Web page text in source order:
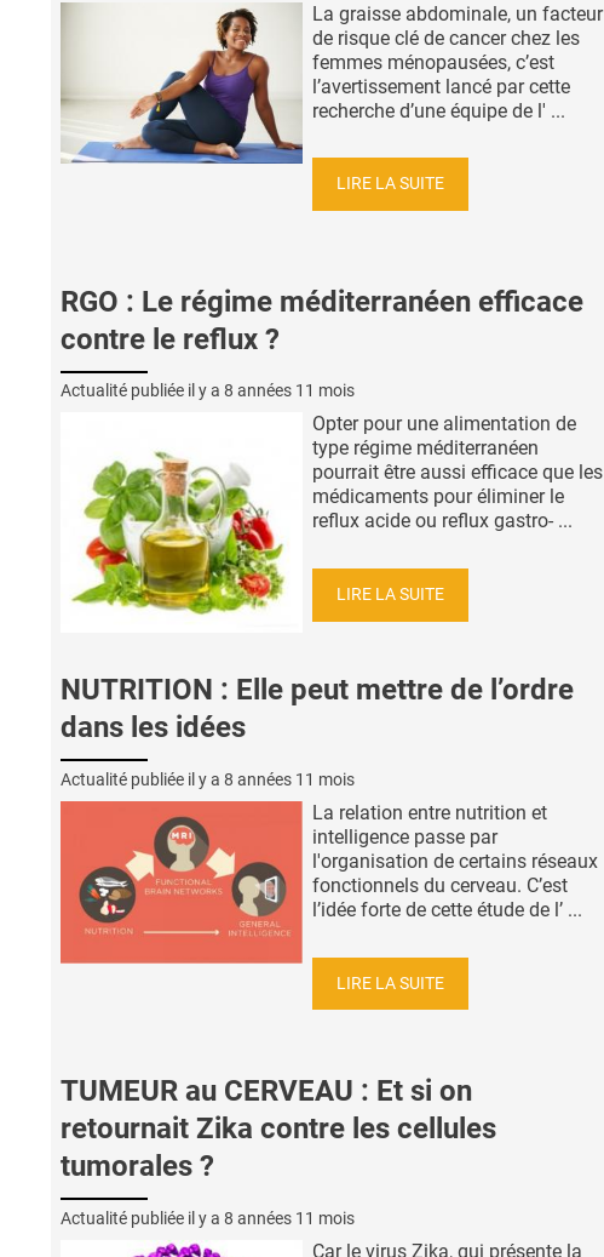
La graisse abdominale, un facteur
de risque clé de cancer chez les
femmes ménopausées, c’est
l’avertissement lancé par cette
recherche d’une équipe de l' ...
LIRE LA SUITE
RGO : Le régime méditerranéen efficace
contre le reflux ?
Actualité publiée il y a 8 années 11 mois
Opter pour une alimentation de
type régime méditerranéen
pourrait être aussi efficace que les
médicaments pour éliminer le
reflux acide ou reflux gastro- ...
LIRE LA SUITE
NUTRITION : Elle peut mettre de l’ordre
dans les idées
Actualité publiée il y a 8 années 11 mois
La relation entre nutrition et
intelligence passe par
l'organisation de certains réseaux
fonctionnels du cerveau. C’est
l’idée forte de cette étude de l’ ...
LIRE LA SUITE
TUMEUR au CERVEAU : Et si on
retournait Zika contre les cellules
tumorales ?
Actualité publiée il y a 8 années 11 mois
Car le virus Zika, qui présente la